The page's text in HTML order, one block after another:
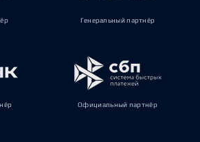
Генеральный партнёр
Официальный партнёр